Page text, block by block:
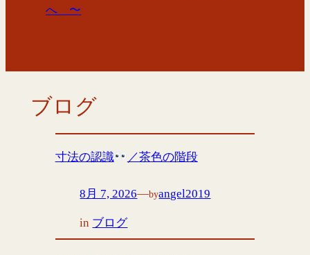
へ 〜
ブログ
寸法の認識 ／茶色の階段
8月 7, 2026—byangel2019
in ブログ